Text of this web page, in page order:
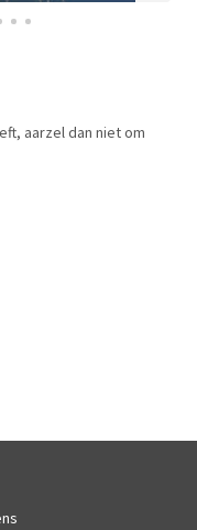
aarzel dan niet om